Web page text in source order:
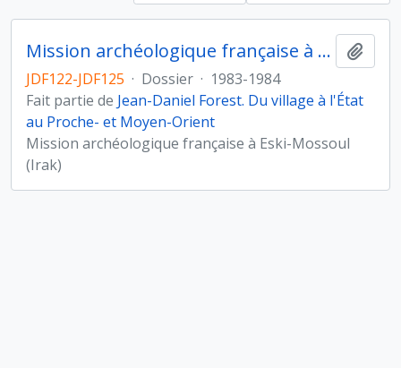
Mission archéologique française à Eski-Mossoul (Irak)
JDF122-JDF125 · Dossier · 1983-1984
Fait partie de Jean-Daniel Forest. Du village à l'État
au Proche- et Moyen-Orient
Mission archéologique française à Eski-Mossoul
(Irak)